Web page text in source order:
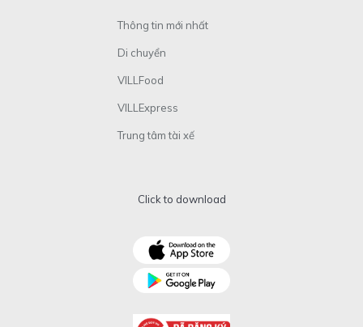
Thông tin mới nhất
Di chuyển
VILLFood
VILLExpress
Trung tâm tài xế
Click to download